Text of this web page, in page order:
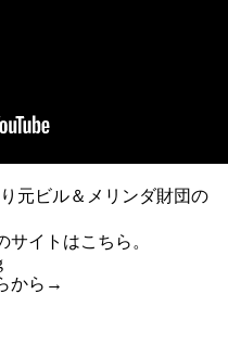
元ビル＆メリンダ財団の
イトはこちら。
らから→